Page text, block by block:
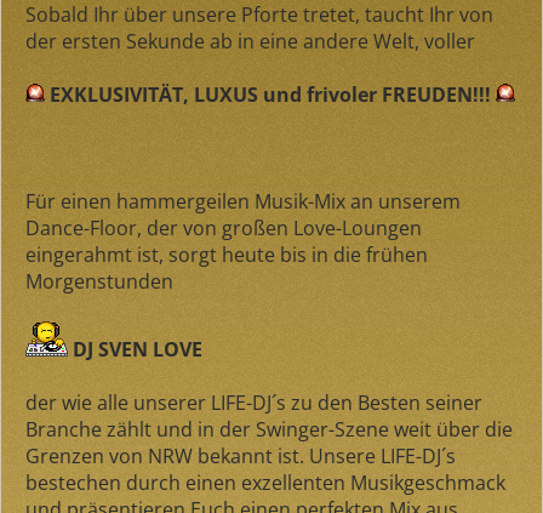
Sobald Ihr über unsere Pforte tretet, taucht Ihr von
der ersten Sekunde ab in eine andere Welt, voller
EXKLUSIVITÄT, LUXUS und frivoler FREUDEN!!!
Für einen hammergeilen Musik-Mix an unserem
Dance-Floor, der von großen Love-Loungen
eingerahmt ist, sorgt heute bis in die frühen
Morgenstunden
DJ SVEN LOVE
der wie alle unserer LIFE-DJ´s zu den Besten seiner
Branche zählt und in der Swinger-Szene weit über die
Grenzen von NRW bekannt ist. Unsere LIFE-DJ´s
bestechen durch einen exzellenten Musikgeschmack